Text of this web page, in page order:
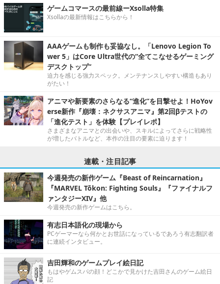
ゲームコマースの最前線ーXsolla特集
Xsollaの最新情報はこちらから！
AAAゲームも制作も妥協なし。「Lenovo Legion To
wer 5」はCore Ultra世代の“全てこなせるゲーミング
デスクトップ”
迫力を感じる強力スペック。メンテナンスしやすい構造もあり
がたい！
アニマや新要素のさらなる“進化”を目撃せよ！HoYov
erse新作『崩壊：ネクサスアニマ』第2回βテストの
「進化テスト」を体験【プレイレポ】
さまざまなアニマとの出会いや、スキルによってさらに戦略性
が増したバトルなど、本作の注目の要素に迫ります！
連載・注目記事
今週発売の新作ゲーム『Beast of Reincarnation』
『MARVEL Tōkon: Fighting Souls』『ファイナルフ
ァンタジーXIV』他
今週発売の新作ゲームはこちら。
有志日本語化の現場から
PCゲーマーなら何かとお世話になっているであろう有志翻訳者
に連続インタビュー。
吉田輝和のゲームプレイ絵日記
もはやゲムスパの顔！どこかで見かけた吉田さんのゲーム絵日
記